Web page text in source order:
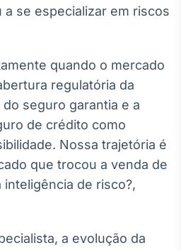
Curadoria de
conteúdos
noticiosos
Radar
Monitoramento
inteligente de
Broadcast
a se especializar em riscos
quando o mercado
regulatória da
seguro garantia e a
de crédito como
Nossa trajetória é
que trocou a venda de
de risco?,
a evolução da